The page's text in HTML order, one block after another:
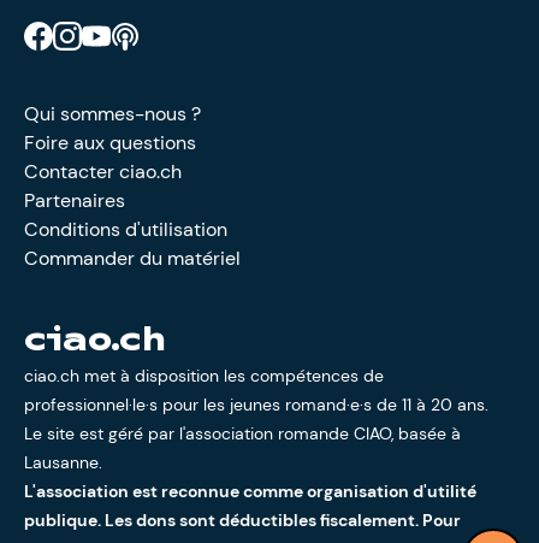
Retrouve CIAO sur Facebook
Retrouve CIAO sur Instagram
Retrouve CIAO sur YouTube
Qui sommes-nous ?
Foire aux questions
Contacter ciao.ch
Partenaires
Conditions d'utilisation
Commander du matériel
ciao.ch
ciao.ch met à disposition les compétences de
professionnel·le·s pour les jeunes romand·e·s de 11 à 20 ans.
Le site est géré par l'association romande CIAO, basée à
Lausanne.
L'association est reconnue comme organisation d'utilité
publique. Les dons sont déductibles fiscalement. Pour